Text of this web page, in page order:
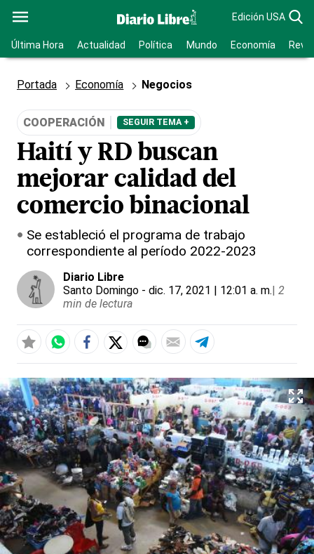
Edición USA
Última Hora Actualidad Política Mundo Economía
Portada Economía Negocios
COOPERACIÓN SEGUIR TEMA +
Haití y RD buscan
mejorar calidad del
comercio binacional
Se estableció el programa de trabajo
correspondiente al período 2022-2023
Diario Libre
Santo Domingo - dic. 17, 2021 | 12:01 a. m.| 2
min de lectura